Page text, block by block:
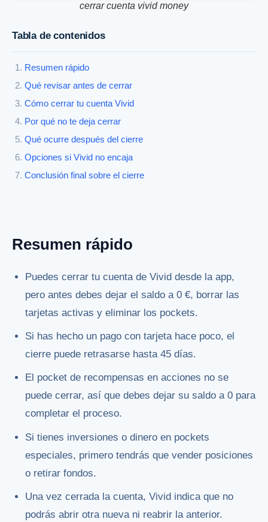
cerrar cuenta vivid money
Tabla de contenidos
Resumen rápido
Qué revisar antes de cerrar
Cómo cerrar tu cuenta Vivid
Por qué no te deja cerrar
Qué ocurre después del cierre
Opciones si Vivid no encaja
Conclusión final sobre el cierre
Resumen rápido
Puedes cerrar tu cuenta de Vivid desde la app,
pero antes debes dejar el saldo a 0 €, borrar las
tarjetas activas y eliminar los pockets.
Si has hecho un pago con tarjeta hace poco, el
cierre puede retrasarse hasta 45 días.
El pocket de recompensas en acciones no se
puede cerrar, así que debes dejar su saldo a 0 para
completar el proceso.
Si tienes inversiones o dinero en pockets
especiales, primero tendrás que vender posiciones
o retirar fondos.
Una vez cerrada la cuenta, Vivid indica que no
podrás abrir otra nueva ni reabrir la anterior.